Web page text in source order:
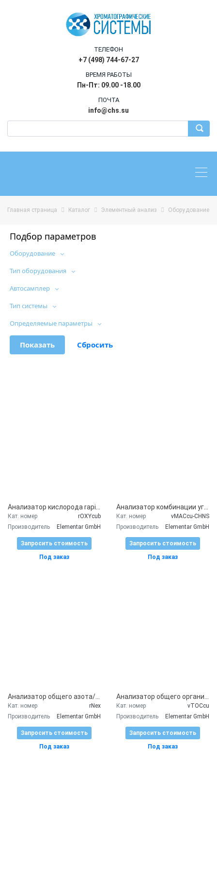
ТЕЛЕФОН
+7 (498) 744-67-27
ВРЕМЯ РАБОТЫ
Пн-Пт: 09.00 -18.00
ПОЧТА
info@chs.su
Главная страница Каталог Элементный анализ Оборудование
Подбор параметров
Оборудование
Тип оборудования
Автосамплер
Тип системы
Определяемые параметры
Кат. номер
rOXYcub
Производитель
Elementar GmbH
Запросить стоимость
Под заказ
Кат. номер
vMACcu-CHNS
Производитель
Elementar GmbH
Запросить стоимость
Под заказ
Кат. номер
rNex
Производитель
Elementar GmbH
Запросить стоимость
Под заказ
Кат. номер
vTOCcu
Производитель
Elementar GmbH
Запросить стоимость
Под заказ